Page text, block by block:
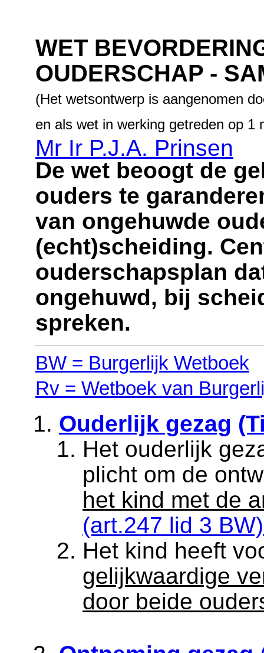
WET
OUDERSCHAP -
(Het wetsontwerp is aangenomen
en als wet in werking getreden op 1
Mr Ir P.J.A. Prinsen
De wet beoogt de
ouders te
van ongehuwde
(echt)scheiding.
ouderschapsplan
ongehuwd, bij
spreken.
BW = Burgerlijk Wetboek
Rv = Wetboek van
Ouderlijk gezag
Het ouderlijk
plicht om de
het kind met de
(art.247 lid 3
Het kind heeft
gelijkwaardige
door beide